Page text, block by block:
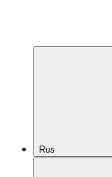
Rus